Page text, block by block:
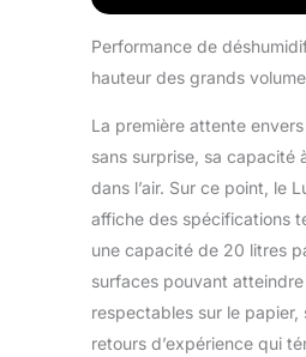
dans la cave ou
séchage SÈCHE
RAPIDEMENT :
pivotante, le
Lukas distribue
linge et sèche le
clin d’œil
en mode nuit, le
Lukas passe
est silencieux au
lumières LED
sommeil
LIVRAISON : 1 x
Performance de
hauteur des grands
La première attente
sans surprise, sa capacité
dans l’air. Sur ce point, le
affiche des spécifications
une capacité de 20 litres
surfaces pouvant
respectables sur le
retours d’expérience qui